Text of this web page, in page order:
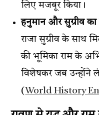
लिए मजबूर किया।
हनुमान और सुग्रीव का
राजा सुग्रीव के साथ
की भूमिका राम के
विशेषकर जब उन्होंने
( World History